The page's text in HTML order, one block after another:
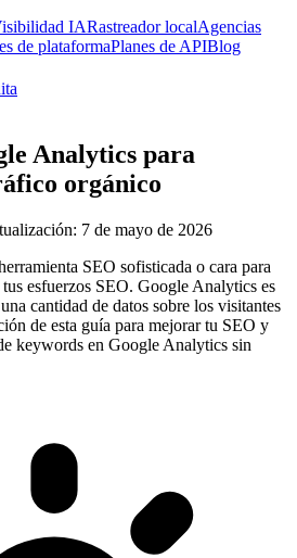
IARastreador localAgencias
de plataformaPlanes de APIBlog
Analytics para
orgánico
7 de mayo de 2026
SEO sofisticada o cara para
esfuerzos SEO. Google Analytics es
cantidad de datos sobre los visitantes
de esta guía para mejorar tu SEO y
keywords en Google Analytics sin